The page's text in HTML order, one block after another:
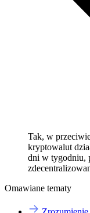
Tak, w
kryptowalut
dni w tygodniu,
Omawiane tematy